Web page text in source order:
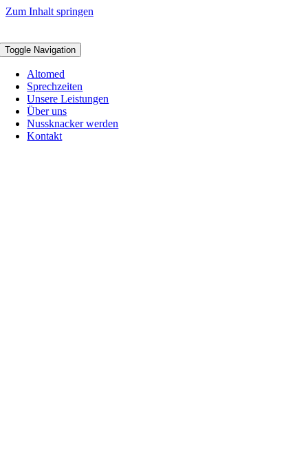
Zum Inhalt springen
Toggle Navigation
Altomed
Sprechzeiten
Unsere Leistungen
Über uns
Nussknacker werden
Kontakt